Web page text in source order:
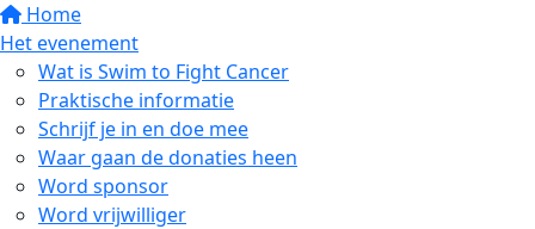
Home
Het evenement
Wat is Swim to Fight Cancer
Praktische informatie
Schrijf je in en doe mee
Waar gaan de donaties heen
Word sponsor
Word vrijwilliger